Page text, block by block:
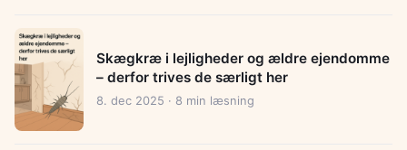
Skægkræ i lejligheder og ældre ejendomme
– derfor trives de særligt her
8. dec 2025 · 8 min læsning